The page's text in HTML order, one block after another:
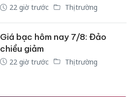
22 giờ trước Thị trường
Giá bạc hôm nay 7/8: Đảo
chiều giảm
22 giờ trước Thị trường